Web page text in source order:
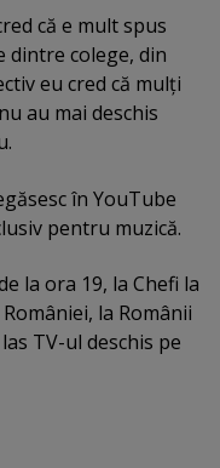
că e mult spus
dintre colege, din
eu cred că mulţi
au mai deschis
în YouTube
pentru muzică.
la ora 19, la Chefi la
la Românii
TV-ul deschis pe